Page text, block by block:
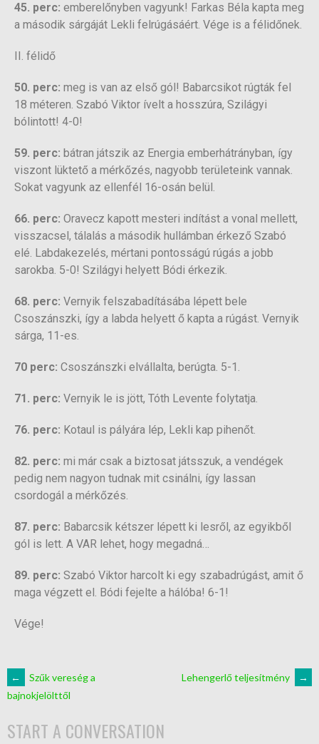
45. perc: emberelőnyben vagyunk! Farkas Béla kapta meg
a második sárgáját Lekli felrúgásáért. Vége is a félidőnek.
II. félidő
50. perc: meg is van az első gól! Babarcsikot rúgták fel
18 méteren. Szabó Viktor ívelt a hosszúra, Szilágyi
bólintott! 4-0!
59. perc: bátran játszik az Energia emberhátrányban, így
viszont lüktető a mérkőzés, nagyobb területeink vannak.
Sokat vagyunk az ellenfél 16-osán belül.
66. perc: Oravecz kapott mesteri indítást a vonal mellett,
visszacsel, tálalás a második hullámban érkező Szabó
elé. Labdakezelés, mértani pontosságú rúgás a jobb
sarokba. 5-0! Szilágyi helyett Bódi érkezik.
68. perc: Vernyik felszabadításába lépett bele
Csoszánszki, így a labda helyett ő kapta a rúgást. Vernyik
sárga, 11-es.
70 perc: Csoszánszki elvállalta, berúgta. 5-1.
71. perc: Vernyik le is jött, Tóth Levente folytatja.
76. perc: Kotaul is pályára lép, Lekli kap pihenőt.
82. perc: mi már csak a biztosat játsszuk, a vendégek
pedig nem nagyon tudnak mit csinálni, így lassan
csordogál a mérkőzés.
87. perc: Babarcsik kétszer lépett ki lesről, az egyikből
gól is lett. A VAR lehet, hogy megadná…
89. perc: Szabó Viktor harcolt ki egy szabadrúgást, amit ő
maga végzett el. Bódi fejelte a hálóba! 6-1!
Vége!
←
Szűk vereség a
bajnokjelölttől
Lehengerlő teljesítmény →
START A CONVERSATION